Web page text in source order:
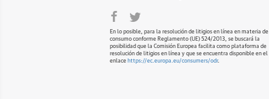
En lo posible, para la resolución de litigios en línea en materia de
consumo conforme Reglamento (UE) 524/2013, se buscará la
posibilidad que la Comisión Europea facilita como plataforma de
resolución de litigios en línea y que se encuentra disponible en el
enlace https://ec.europa.eu/consumers/odr.